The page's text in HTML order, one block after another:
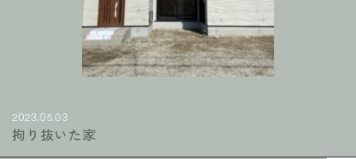
2023.05.03
拘り抜いた家